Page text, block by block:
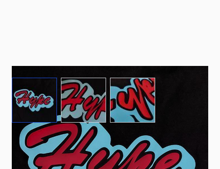
View larger imageView larger imageView larger image
3D-Flexfolie mitSublimationsblocker Eigenschaften!